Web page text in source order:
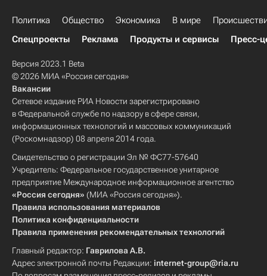
Политика Общество Экономика В мире
Спецпроекты
Реклама Продукты и сервисы Пресс-
Версия 2023.1 Beta
© 2026 МИА «Россия сегодня»
Вакансии
Сетевое издание РИА Новости зарегистрировано
в Федеральной службе по надзору в сфере связи,
информационных технологий и массовых коммуникаций
(Роскомнадзор) 08 апреля 2014 года.
Свидетельство о регистрации Эл № ФС77-57640
Учредитель: Федеральное государственное унитарное
предприятие Международное информационное агентство
«Россия сегодня» (МИА «Россия сегодня»).
Правила использования материалов
Политика конфиденциальности
Правила применения рекомендательных технологий
Главный редактор: Гаврилова А.В.
Адрес электронной почты Редакции: internet-group@ria.ru